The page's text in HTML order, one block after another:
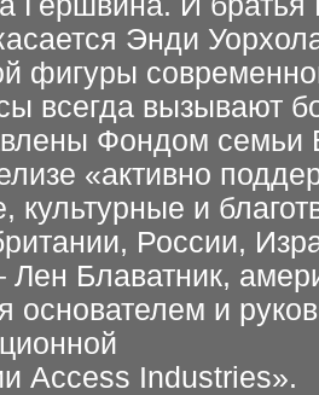
Энди
фигуры
всегда вызывают
Фондом семьи
«активно
культурные и
России,
Блаватник,
основателем и
Access Industries».